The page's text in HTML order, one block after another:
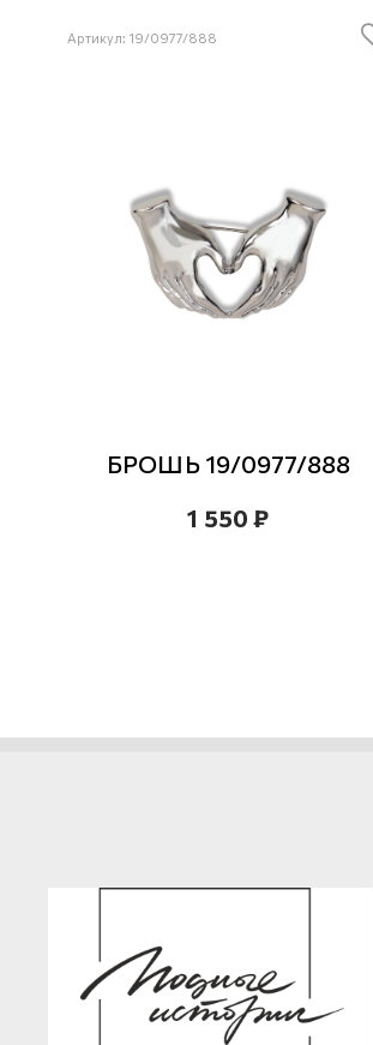
Артикул: 19/0977/888
БРОШЬ 19/0977/888
1 550 ₽